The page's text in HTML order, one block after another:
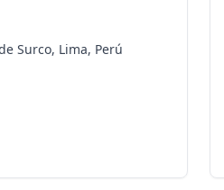
Surco, Lima, Perú